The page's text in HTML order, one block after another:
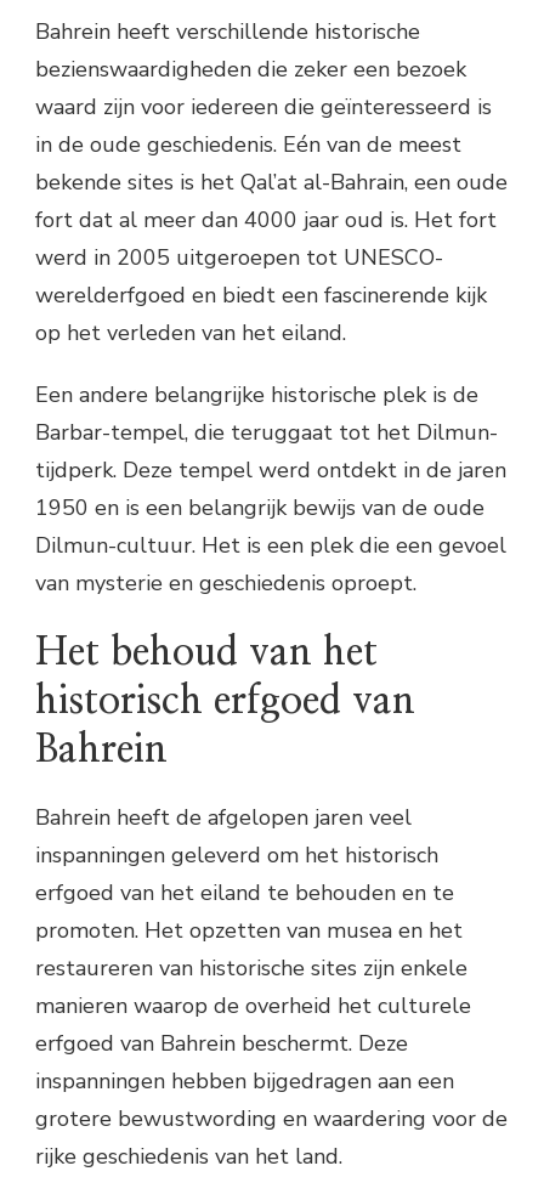
Bahrein heeft verschillende historische
bezienswaardigheden die zeker een bezoek
waard zijn voor iedereen die geïnteresseerd is
in de oude geschiedenis. Eén van de meest
bekende sites is het Qal’at al-Bahrain, een oude
fort dat al meer dan 4000 jaar oud is. Het fort
werd in 2005 uitgeroepen tot UNESCO-
werelderfgoed en biedt een fascinerende kijk
op het verleden van het eiland.
Een andere belangrijke historische plek is de
Barbar-tempel, die teruggaat tot het Dilmun-
tijdperk. Deze tempel werd ontdekt in de jaren
1950 en is een belangrijk bewijs van de oude
Dilmun-cultuur. Het is een plek die een gevoel
van mysterie en geschiedenis oproept.
Het behoud van het
historisch erfgoed van
Bahrein
Bahrein heeft de afgelopen jaren veel
inspanningen geleverd om het historisch
erfgoed van het eiland te behouden en te
promoten. Het opzetten van musea en het
restaureren van historische sites zijn enkele
manieren waarop de overheid het culturele
erfgoed van Bahrein beschermt. Deze
inspanningen hebben bijgedragen aan een
grotere bewustwording en waardering voor de
rijke geschiedenis van het land.